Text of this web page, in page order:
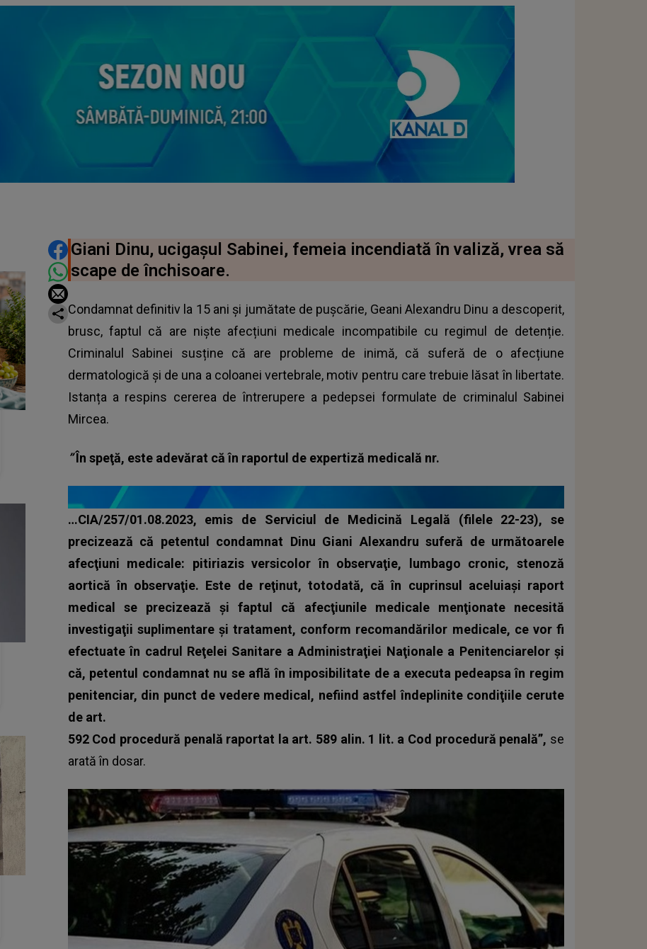
DISTRIBUIE ARTICOLUL
Giani Dinu, ucigașul Sabinei, femeia incendiată în valiză, vrea să
scape de închisoare.
Condamnat definitiv la 15 ani și jumătate de pușcărie, Geani Alexandru Dinu a descoperit,
brusc, faptul că are niște afecțiuni medicale incompatibile cu regimul de detenție.
Criminalul Sabinei susține că are probleme de inimă, că suferă de o afecțiune
dermatologică și de una a coloanei vertebrale, motiv pentru care trebuie lăsat în libertate.
Istanța a respins cererea de întrerupere a pedepsei formulate de criminalul Sabinei
Mircea.
”În speţă, este adevărat că în raportul de expertiză medicală nr.
…CIA/257/01.08.2023, emis de Serviciul de Medicină Legală (filele 22-23), se
precizează că petentul condamnat Dinu Giani Alexandru suferă de următoarele
afecţiuni medicale: pitiriazis versicolor în observaţie, lumbago cronic, stenoză
aortică în observaţie. Este de reţinut, totodată, că în cuprinsul aceluiaşi raport
medical se precizează şi faptul că afecţiunile medicale menţionate necesită
investigaţii suplimentare şi tratament, conform recomandărilor medicale, ce vor fi
efectuate în cadrul Reţelei Sanitare a Administraţiei Naţionale a Penitenciarelor şi
că, petentul condamnat nu se află în imposibilitate de a executa pedeapsa în regim
penitenciar, din punct de vedere medical, nefiind astfel îndeplinite condiţiile cerute
de art.
592 Cod procedură penală raportat la art. 589 alin. 1 lit. a Cod procedură penală”, se
arată în dosar.